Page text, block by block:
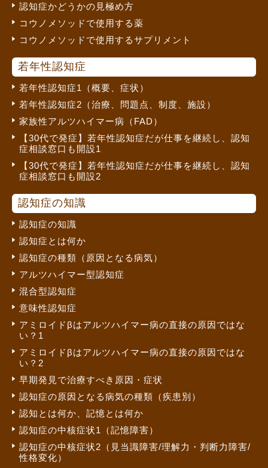
認知症かどうかの見極め方
コウノメソッドで使用する薬
コウノメソッドで使用するサプリメント
若年性認知症
若年性認知症1（概要、症状）
若年性認知症2（治療、問題点、制度、施設）
家族性アルツハイマー病（FAD）
【30代で発症】若年性認知症だが仕事を継続し、認知
症相談窓口も開設1
【30代で発症】若年性認知症だが仕事を継続し、認知
症相談窓口も開設2
認知症の知識
認知症の知識
認知症とは何か
認知症の種類（原因となる病気）
アルツハイマー型認知症
混合型認知症
意味性認知症
アミロイドβはアルツハイマー病の直接の原因ではな
い？1
アミロイドβはアルツハイマー病の直接の原因ではな
い？2
早期発見で治療すべき原因・症状
認知症の原因となる病気の種類（疾患別）
認知とは何か、記憶とは何か
認知症の中核症状1（記憶障害）
認知症の中核症状2（見当識障害/理解力・判断力障害/
性格変化）